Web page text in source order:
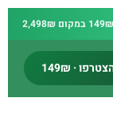
· 149₪